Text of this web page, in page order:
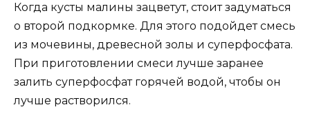
Когда кусты малины зацветут, стоит задуматься
о второй подкормке. Для этого подойдет смесь
из мочевины, древесной золы и суперфосфата.
При приготовлении смеси лучше заранее
залить суперфосфат горячей водой, чтобы он
лучше растворился.